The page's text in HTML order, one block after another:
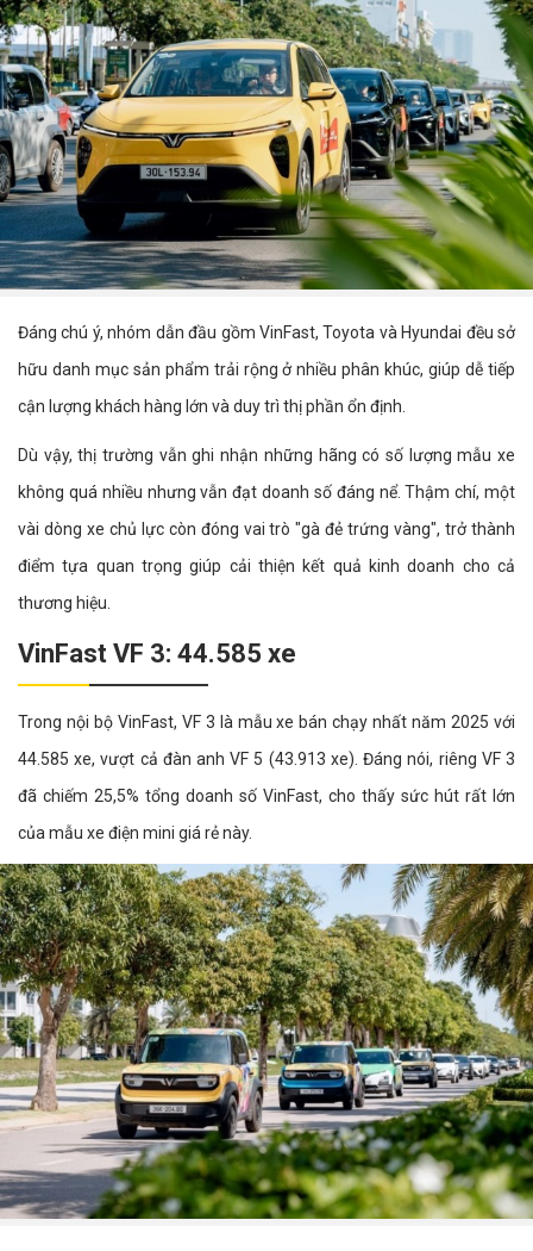
Đáng chú ý, nhóm dẫn đầu gồm VinFast, Toyota và Hyundai đều sở
hữu danh mục sản phẩm trải rộng ở nhiều phân khúc, giúp dễ tiếp
cận lượng khách hàng lớn và duy trì thị phần ổn định.
Dù vậy, thị trường vẫn ghi nhận những hãng có số lượng mẫu xe
không quá nhiều nhưng vẫn đạt doanh số đáng nể. Thậm chí, một
vài dòng xe chủ lực còn đóng vai trò "gà đẻ trứng vàng", trở thành
điểm tựa quan trọng giúp cải thiện kết quả kinh doanh cho cả
thương hiệu.
VinFast VF 3: 44.585 xe
Trong nội bộ VinFast, VF 3 là mẫu xe bán chạy nhất năm 2025 với
44.585 xe, vượt cả đàn anh VF 5 (43.913 xe). Đáng nói, riêng VF 3
đã chiếm 25,5% tổng doanh số VinFast, cho thấy sức hút rất lớn
của mẫu xe điện mini giá rẻ này.